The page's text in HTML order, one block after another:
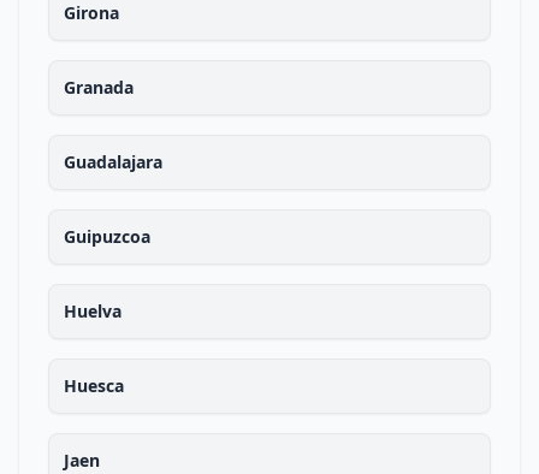
Girona
Granada
Guadalajara
Guipuzcoa
Huelva
Huesca
Jaen